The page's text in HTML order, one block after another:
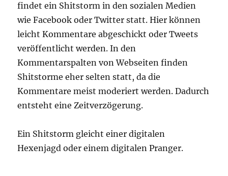
findet ein Shitstorm in den sozialen Medien
wie Facebook oder Twitter statt. Hier können
leicht Kommentare abgeschickt oder Tweets
veröffentlicht werden. In den
Kommentarspalten von Webseiten finden
Shitstorme eher selten statt, da die
Kommentare meist moderiert werden. Dadurch
entsteht eine Zeitverzögerung.
Ein Shitstorm gleicht einer digitalen
Hexenjagd oder einem digitalen Pranger.